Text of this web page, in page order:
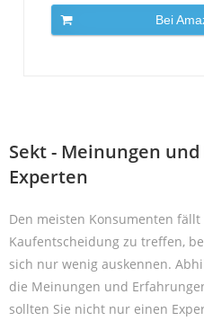
Bei
Sekt - Meinungen
Experten
Den meisten Konsumenten fällt
Kaufentscheidung zu treffen,
sich nur wenig auskennen.
die Meinungen und
sollten Sie nicht nur einen